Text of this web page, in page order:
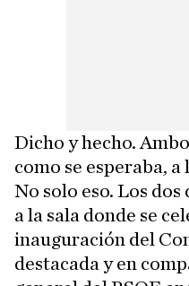
Dicho y hecho.
como se esperaba,
No solo eso. Los
a la sala donde se
inauguración del
destacada y en